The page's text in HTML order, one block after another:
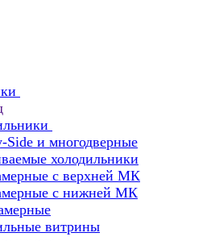
Side и многодверные
холодильники
с верхней МК
с нижней МК
витрины